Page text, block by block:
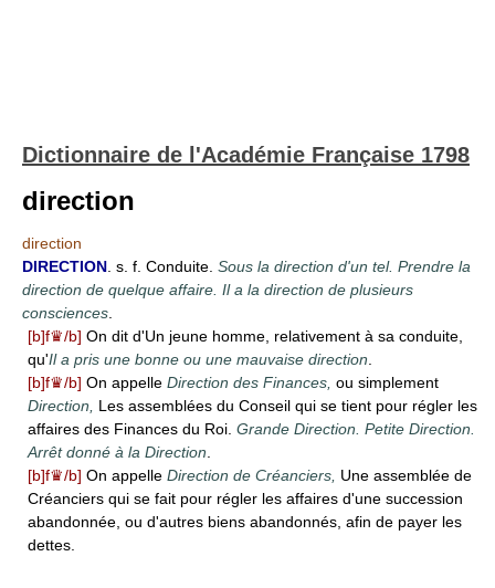
Dictionnaire de l'Académie Française 1798
direction
direction
DIRECTION . s. f. Conduite. Sous la direction d'un tel. Prendre la
direction de quelque affaire. Il a la direction de plusieurs
consciences
[b]f♛/b] On dit d'Un jeune homme, relativement à sa conduite,
qu'Il a pris une bonne ou une mauvaise direction
[b]f♛/b] On appelle Direction des Finances, ou simplement
Direction, Les assemblées du Conseil qui se tient pour régler les
affaires des Finances du Roi. Grande Direction. Petite Direction.
Arrêt donné à la Direction
[b]f♛/b] On appelle Direction de Créanciers, Une assemblée de
Créanciers qui se fait pour régler les affaires d'une succession
abandonnée, ou d'autres biens abandonnés, afin de payer les
dettes.